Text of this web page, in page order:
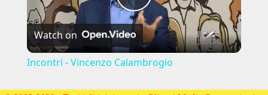
Play
Video
Watch on
Incontri - Vincenzo Calambrogio